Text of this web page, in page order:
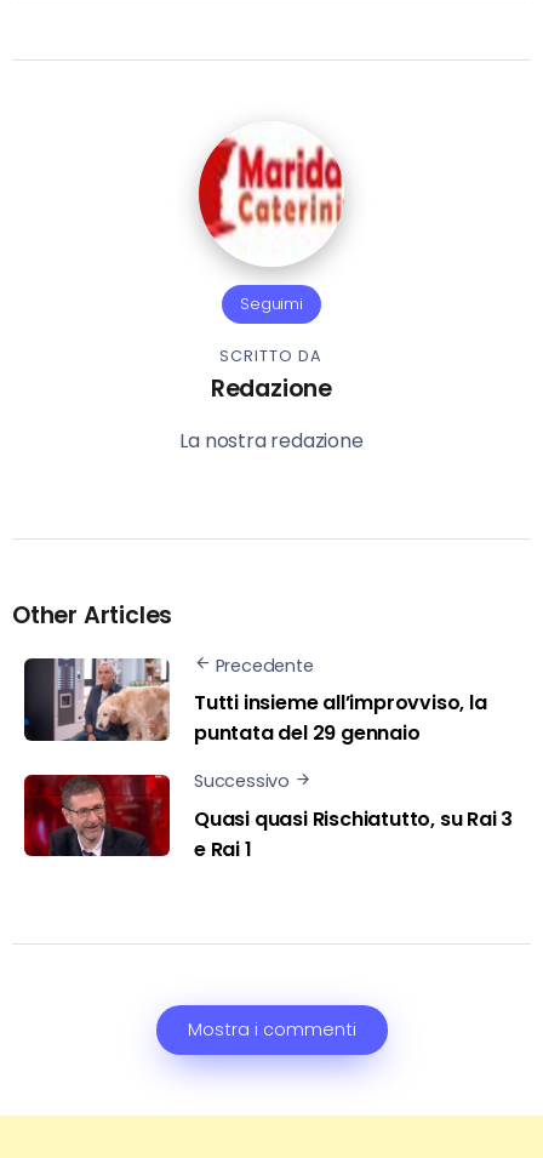
Seguimi
SCRITTO DA
Redazione
La nostra redazione
Other Articles
Precedente
Tutti insieme all’improvviso, la
puntata del 29 gennaio
Successivo
Quasi quasi Rischiatutto, su Rai 3
e Rai 1
Mostra i commenti